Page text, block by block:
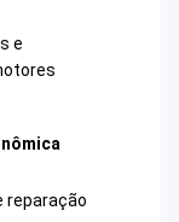
e
reparação